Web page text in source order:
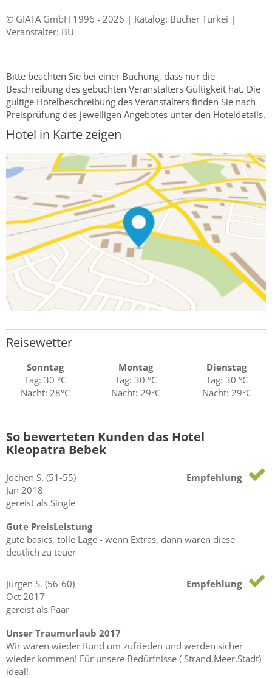
© GIATA GmbH 1996 - 2026 | Katalog: Bucher Türkei |
Veranstalter: BU
Bitte beachten Sie bei einer Buchung, dass nur die
Beschreibung des gebuchten Veranstalters Gültigkeit hat. Die
gültige Hotelbeschreibung des Veranstalters finden Sie nach
Preisprüfung des jeweiligen Angebotes unter den Hoteldetails.
Hotel in Karte zeigen
Reisewetter
Sonntag
Tag: 30 °C
Nacht: 28°C
Montag
Tag: 30 °C
Nacht: 29°C
Dienstag
Tag: 30 °C
Nacht: 29°C
So bewerteten Kunden das Hotel
Kleopatra Bebek
Jochen S. (51-55)
Jan 2018
gereist als Single
Empfehlung
Gute PreisLeistung
gute basics, tolle Lage - wenn Extras, dann waren diese
deutlich zu teuer
Jürgen S. (56-60)
Oct 2017
gereist als Paar
Empfehlung
Unser Traumurlaub 2017
Wir waren wieder Rund um zufrieden und werden sicher
wieder kommen! Für unsere Bedürfnisse ( Strand,Meer,Stadt)
ideal!